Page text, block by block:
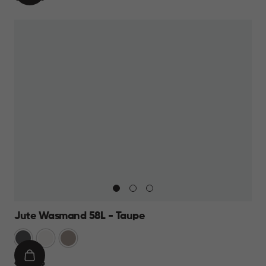
Jute Wasmand 58L - Taupe
Antraciet Taupe
€
€ 22,95
IN